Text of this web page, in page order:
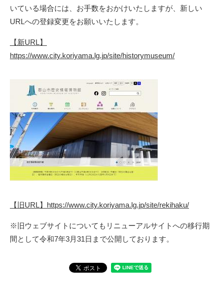
いている場合には、お手数をおかけいたしますが、新しい
URLへの登録変更をお願いいたします。
【新URL】
https://www.city.koriyama.lg.jp/site/historymuseum/
【旧URL】https://www.city.koriyama.lg.jp/site/rekihaku/
※旧ウェブサイトについてもリニューアルサイトへの移行期
間として令和7年3月31日まで公開しております。